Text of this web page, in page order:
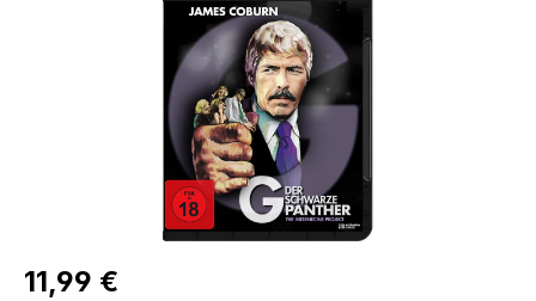
Regulärer Preis:
11,99 €